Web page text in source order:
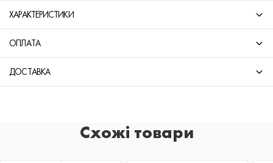
ХАРАКТЕРИСТИКИ
ОПЛАТА
ДОСТАВКА
Схожі товари